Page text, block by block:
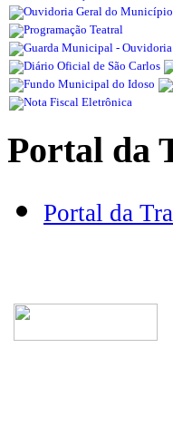
Portal da
Portal da